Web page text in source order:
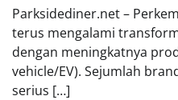
Parksidediner.net –
terus mengalami
dengan meningkatnya
vehicle/EV). Sejumlah
serius […]